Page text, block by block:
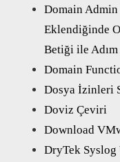
Domain Admin
Eklendiğinde
Betiği ile Adım
Domain
Dosya İzinleri
Doviz Çeviri
Download
DryTek